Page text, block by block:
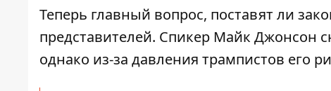
Теперь главный вопрос, поставят ли
представителей. Спикер Майк Джонсон
однако из-за давления трампистов его